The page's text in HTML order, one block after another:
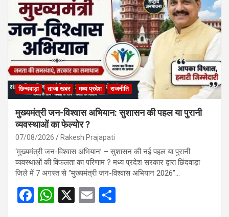
छिन्दवाड़ा ताजा खबर मध्य प्रदेश राजनीति
मुख्यमंत्री जन-विश्वास अभियान: सुशासन की पहल या पुरानी
व्यवस्थाओं का फेल्योर ?
07/08/2026 Rakesh Prajapati
‘मुख्यमंत्री जन-विश्वास अभियान’ – सुशासन की नई पहल या पुरानी
व्यवस्थाओं की विफलता का परिणाम ? मध्य प्रदेश सरकार द्वारा छिंदवाड़ा
जिले में 7 अगस्त से “मुख्यमंत्री जन-विश्वास अभियान 2026”…
F
W X
E